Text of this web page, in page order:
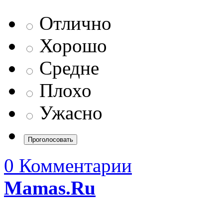
Отлично
Хорошо
Средне
Плохо
Ужасно
0 Комментарии
Mamas.Ru